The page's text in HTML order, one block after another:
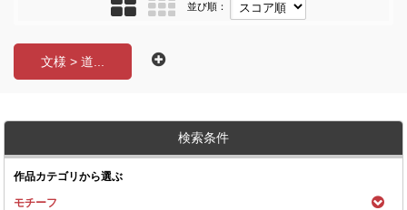
並び順：
文様 > 道...
検索条件
作品カテゴリから選ぶ
モチーフ